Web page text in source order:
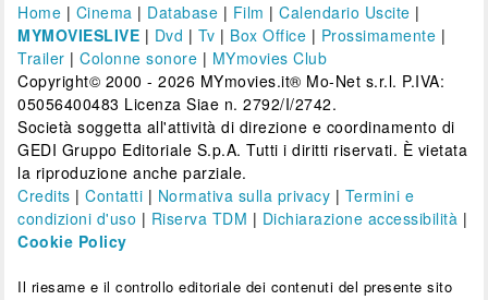
Home | Cinema | Database | Film |Calendario Uscite |
MYMOVIESLIVE | Dvd | Tv | Box Office | Prossimamente |
Trailer |Colonne sonore | MYmovies Club
Copyright© 2000 - 2026 MYmovies.it® Mo-Net s.r.l. P.IVA:
05056400483 Licenza Siae n. 2792/I/2742.
Società soggetta all'attività di direzione e coordinamento di
GEDI Gruppo Editoriale S.p.A. Tutti i diritti riservati. È vietata
la riproduzione anche parziale.
Credits |Contatti | Normativa sulla privacy | Termini e
condizioni d'uso | Riserva TDM | Dichiarazione accessibilità |
Cookie Policy
Il riesame e il controllo editoriale dei contenuti del presente sito